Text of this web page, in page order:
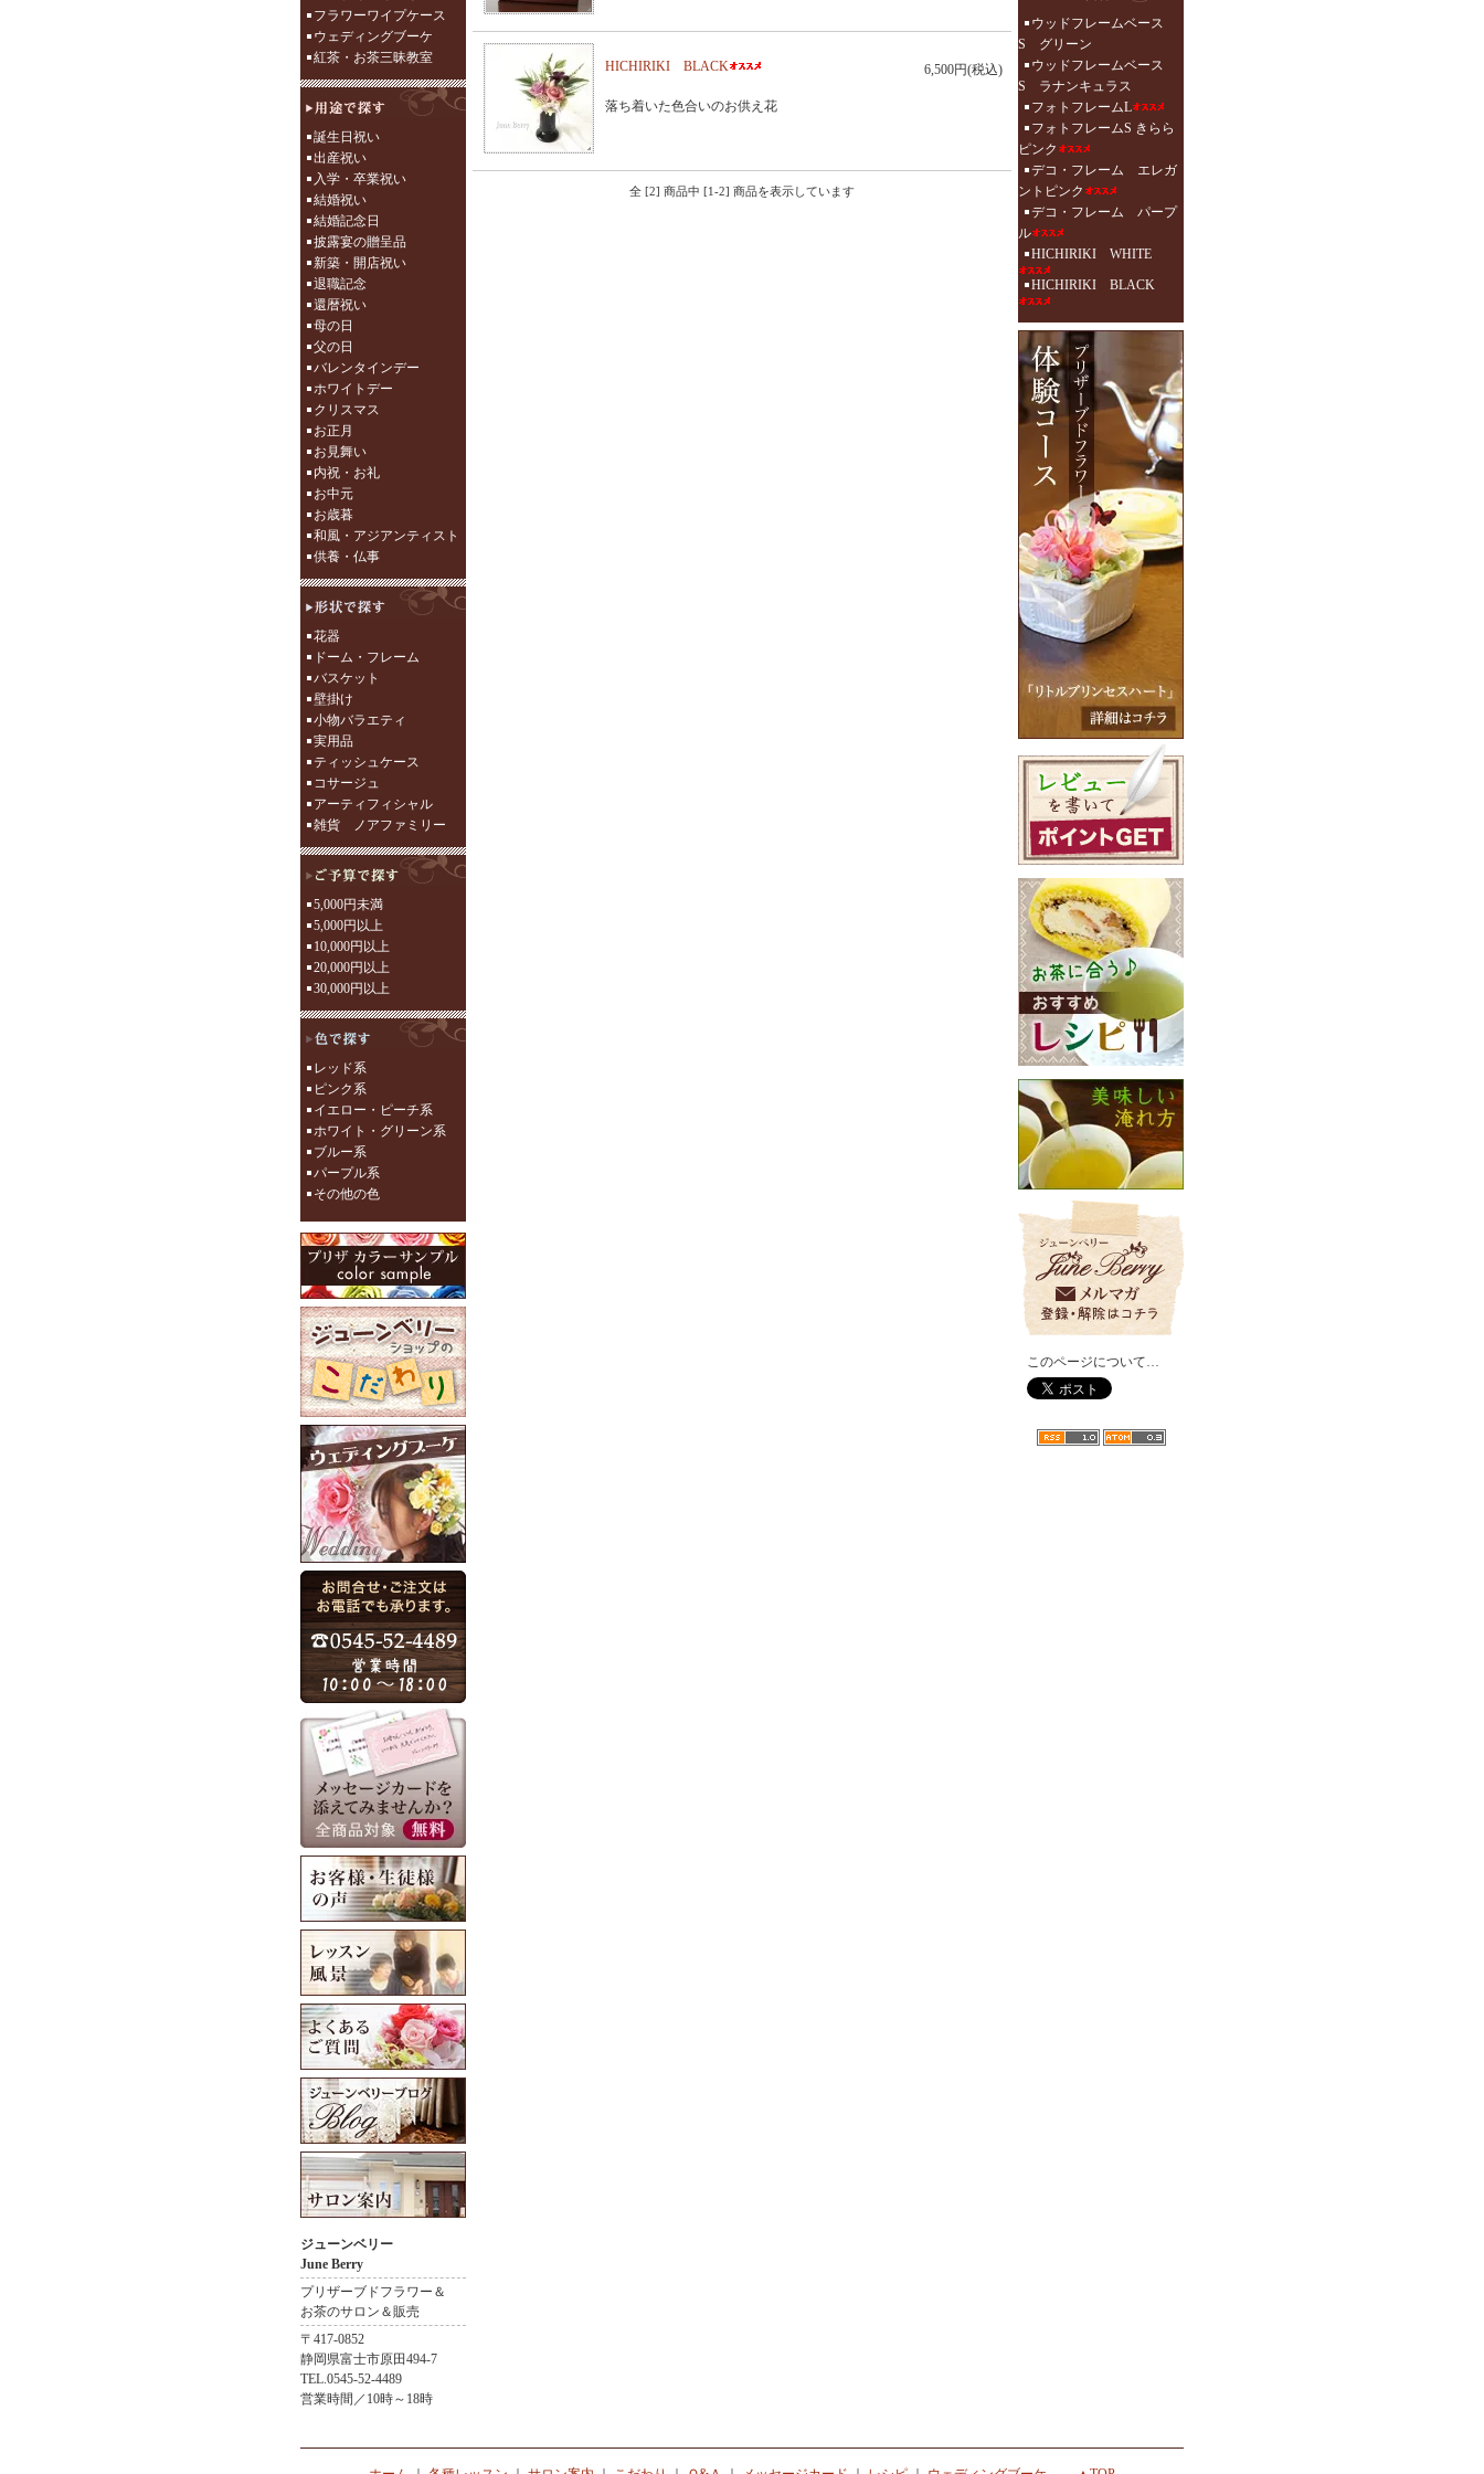
フラワーワイプケース
ウェディングブーケ
紅茶・お茶三昧教室
誕生日祝い
出産祝い
入学・卒業祝い
結婚祝い
結婚記念日
披露宴の贈呈品
新築・開店祝い
退職記念
還暦祝い
母の日
父の日
バレンタインデー
ホワイトデー
クリスマス
お正月
お見舞い
内祝・お礼
お中元
お歳暮
和風・アジアンティスト
供養・仏事
花器
ドーム・フレーム
バスケット
壁掛け
小物バラエティ
実用品
ティッシュケース
コサージュ
アーティフィシャル
雑貨 ノアファミリー
5,000円未満
5,000円以上
10,000円以上
20,000円以上
30,000円以上
レッド系
ピンク系
イエロー・ピーチ系
ホワイト・グリーン系
ブルー系
パープル系
その他の色
ジューンベリー
June Berry
プリザーブドフラワー＆
お茶のサロン＆販売
〒417-0852
静岡県富士市原田494-7
TEL.0545-52-4489
営業時間／10時～18時
HICHIRIKI BLACK 6,500円(税込)
落ち着いた色合いのお供え花
全 [2] 商品中 [1-2] 商品を表示しています
ウッドフレームベース
S グリーン
ウッドフレームベース
S ラナンキュラス
フォトフレームL
フォトフレームS きらら
ピンク
デコ・フレーム エレガ
ントピンク
デコ・フレーム パープ
ル
HICHIRIKI WHITE
HICHIRIKI BLACK
このページについて…